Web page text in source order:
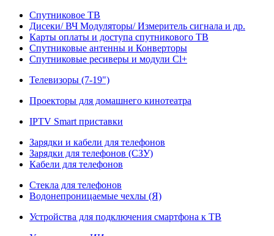
Спутниковое ТВ
Дисеки/ ВЧ Модуляторы/ Измеритель сигнала и др.
Карты оплаты и доступа спутникового ТВ
Спутниковые антенны и Конверторы
Спутниковые ресиверы и модули Cl+
Телевизоры (7-19")
Проекторы для домашнего кинотеатра
IPTV Smart приставки
Зарядки и кабели для телефонов
Зарядки для телефонов (СЗУ)
Кабели для телефонов
Стекла для телефонов
Водонепроницаемые чехлы (Я)
Устройства для подключения смартфона к ТВ